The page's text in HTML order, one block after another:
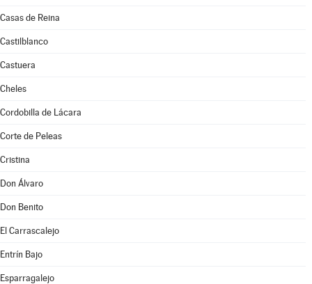
Casas de Reina
Castilblanco
Castuera
Cheles
Cordobilla de Lácara
Corte de Peleas
Cristina
Don Álvaro
Don Benito
El Carrascalejo
Entrín Bajo
Esparragalejo